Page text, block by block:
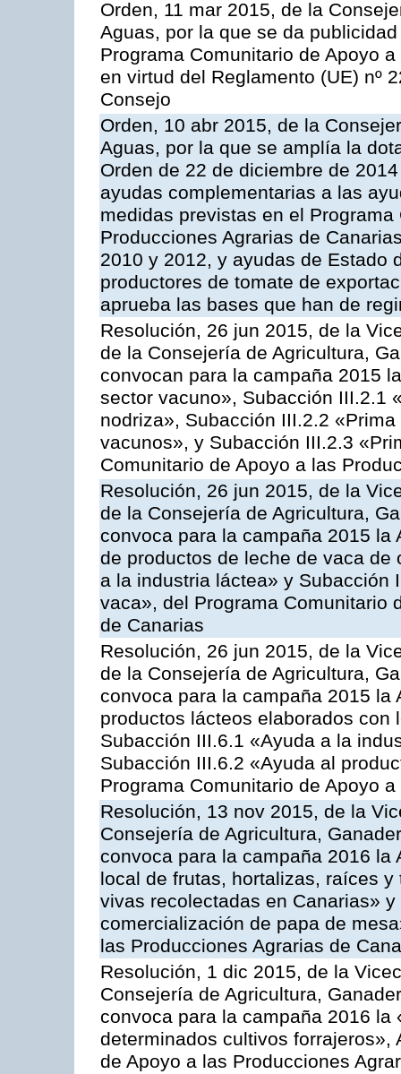
Orden, 11 mar 2015, de la
Aguas, por la que se da
Programa Comunitario de Apoyo
en virtud del Reglamento (UE) nº
Consejo
Orden, 10 abr 2015, de la
Aguas, por la que se amplía la
Orden de 22 de diciembre de
ayudas complementarias a las
medidas previstas en el
Producciones Agrarias de
2010 y 2012, y ayudas de Estado
productores de tomate de
aprueba las bases que han de
Resolución, 26 jun 2015, de la
de la Consejería de Agricultura,
convocan para la campaña 2015
sector vacuno», Subacción III.2.1
nodriza», Subacción III.2.2
vacunos», y Subacción III.2.3
Comunitario de Apoyo a las
Resolución, 26 jun 2015, de la
de la Consejería de Agricultura,
convoca para la campaña 2015
de productos de leche de vaca
a la industria láctea» y Subacción
vaca», del Programa Comunitario
de Canarias
Resolución, 26 jun 2015, de la
de la Consejería de Agricultura,
convoca para la campaña 2015
productos lácteos elaborados
Subacción III.6.1 «Ayuda a la
Subacción III.6.2 «Ayuda al
Programa Comunitario de Apoyo
Resolución, 13 nov 2015, de la
Consejería de Agricultura,
convoca para la campaña 2016
local de frutas, hortalizas, raíces
vivas recolectadas en Canarias»
comercialización de papa de
las Producciones Agrarias de
Resolución, 1 dic 2015, de la
Consejería de Agricultura,
convoca para la campaña 2016 la
determinados cultivos forrajeros»,
de Apoyo a las Producciones